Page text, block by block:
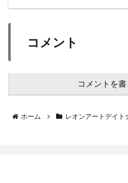
コメント
コメントを
ホーム レオンアートデイト